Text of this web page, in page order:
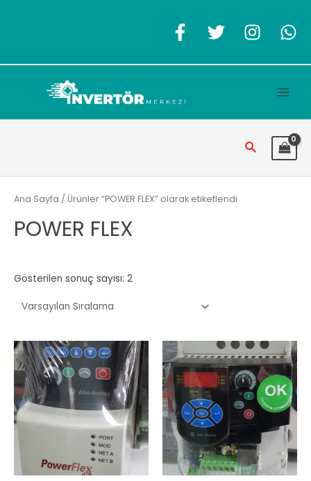
Arama
Ana Sayfa / Ürünler “POWER FLEX” olarak etiketlendi
POWER FLEX
Gösterilen sonuç sayısı: 2